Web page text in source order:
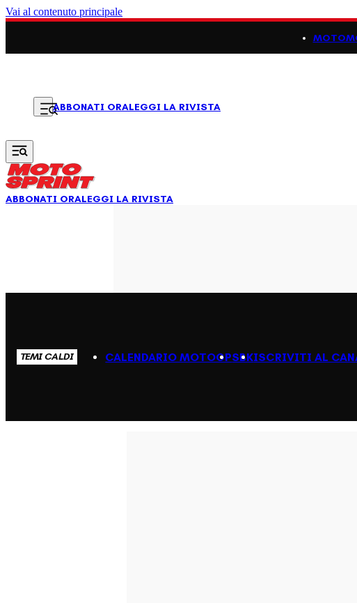
Vai al contenuto principale
ABBONATI ORALEGGI LA RIVISTA
ABBONATI ORALEGGI LA RIVISTA
TEMI CALDI CALENDARIO MOTOGPSBKISCRIVITI AL